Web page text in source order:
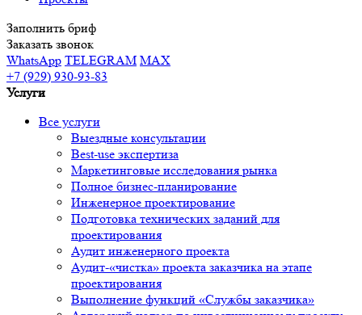
Заполнить бриф
Заказать звонок
WhatsApp TELEGRAM MAX
+7 (929) 930-93-83
Услуги
Все услуги
Выездные консультации
Best-use экспертиза
Маркетинговые исследования рынка
Полное бизнес-планирование
Инженерное проектирование
Подготовка технических заданий для
проектирования
Аудит инженерного проекта
Аудит-«чистка» проекта заказчика на этапе
проектирования
Выполнение функций «Службы заказчика»